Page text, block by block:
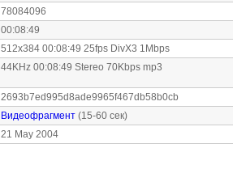
78084096
00:08:49
512x384 00:08:49 25fps DivX3 1Mbps
44KHz 00:08:49 Stereo 70Kbps mp3
2693b7ed995d8ade9965f467db58b0cb
Видеофрагмент (15-60 сек)
21 May 2004